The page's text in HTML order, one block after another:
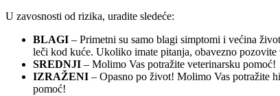
U zavosnosti od rizika, uradite sledeće:
BLAGI – Primetni su samo blagi simptomi i većina
leči kod kuće. Ukoliko imate pitanja, obavezno pozovite
SREDNJI – Molimo Vas potražite veterinarsku pomoć!
IZRAŽENI – Opasno po život! Molimo Vas potražite
pomoć!